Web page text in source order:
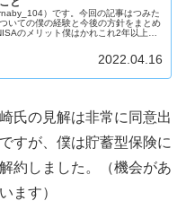
）です。今回の記事はつみた
いての僕の経験と今後の方針をまとめ
のメリット僕はかれこれ2年以上つ
2022.04.16
氏の見解は非常に同意出
すが、僕は貯蓄型保険に
約しました。（機会があ
ます）